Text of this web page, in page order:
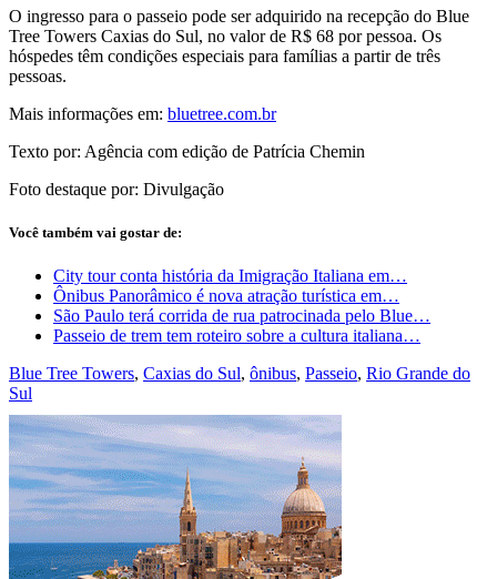
O ingresso para o passeio pode ser adquirido na recepção do Blue
Tree Towers Caxias do Sul, no valor de R$ 68 por pessoa. Os
hóspedes têm condições especiais para famílias a partir de três
pessoas.
Mais informações em: bluetree.com.br
Texto por: Agência com edição de Patrícia Chemin
Foto destaque por: Divulgação
Você também vai gostar de:
City tour conta história da Imigração Italiana em…
Ônibus Panorâmico é nova atração turística em…
São Paulo terá corrida de rua patrocinada pelo Blue…
Passeio de trem tem roteiro sobre a cultura italiana…
Blue Tree Towers, Caxias do Sul, ônibus, Passeio, Rio Grande do
Sul